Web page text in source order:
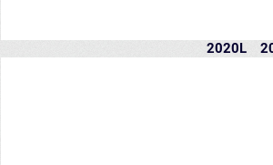
2020L